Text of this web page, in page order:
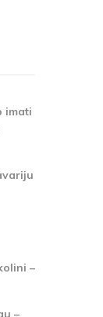
imati
–
–